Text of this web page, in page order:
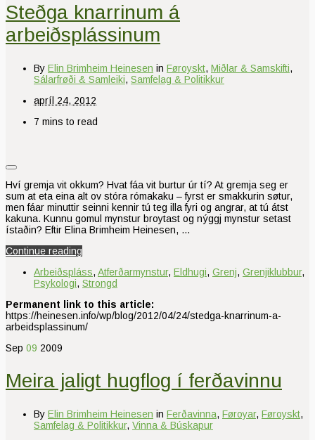
Steðga knarrinum á
arbeiðsplássinum
By Elin Brimheim Heinesen in Føroyskt, Miðlar & Samskifti,
Sálarfrøði & Samleiki, Samfelag & Politikkur
apríl 24, 2012
7 mins to read
Hví gremja vit okkum? Hvat fáa vit burtur úr tí? At gremja seg er
sum at eta eina alt ov stóra rómakaku – fyrst er smakkurin søtur,
men fáar minuttir seinni kennir tú teg illa fyri og angrar, at tú átst
kakuna. Kunnu gomul mynstur broytast og nýggj mynstur setast
ístaðin? Eftir Elina Brimheim Heinesen, …
Continue reading
Arbeiðspláss, Atferðarmynstur, Eldhugi, Grenj, Grenjiklubbur,
Psykologi, Strongd
Permanent link to this article:
https://heinesen.info/wp/blog/2012/04/24/stedga-knarrinum-a-
arbeidsplassinum/
Sep 09 2009
Meira jaligt hugflog í ferðavinnu
By Elin Brimheim Heinesen in Ferðavinna, Føroyar, Føroyskt,
Samfelag & Politikkur, Vinna & Búskapur